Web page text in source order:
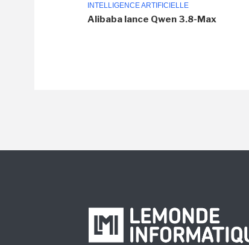
INTELLIGENCE ARTIFICIELLE
Alibaba lance Qwen 3.8-Max